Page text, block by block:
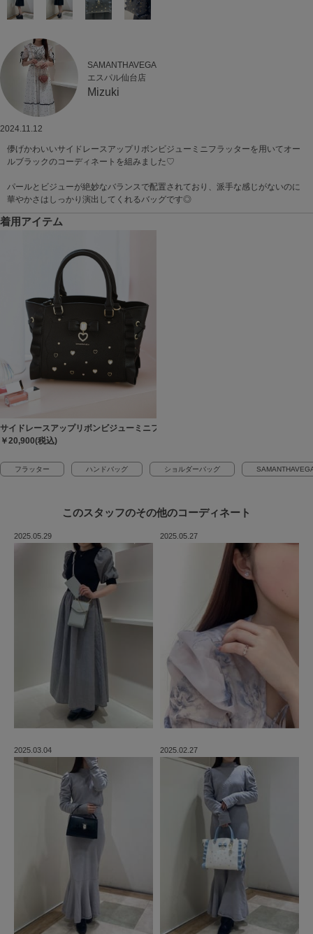
SAMANTHAVEGA
エスパル仙台店
Mizuki
2024.11.12
儚げかわいいサイドレースアップリボンビジューミニフラッターを用いてオー
ルブラックのコーディネートを組みました♡
パールとビジューが絶妙なバランスで配置されており、派手な感じがないのに
華やかさはしっかり演出してくれるバッグです◎
着用アイテム
サイドレースアップリボンビジューミニフラッター
￥20,900(税込)
フラッター ハンドバッグ ショルダーバッグ
このスタッフのその他のコーディネート
2025.05.29 2025.05.27
2025.03.04 2025.02.27